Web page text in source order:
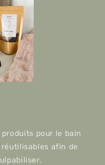
pour le bain
afin de